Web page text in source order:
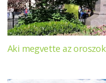
Aki megvette az